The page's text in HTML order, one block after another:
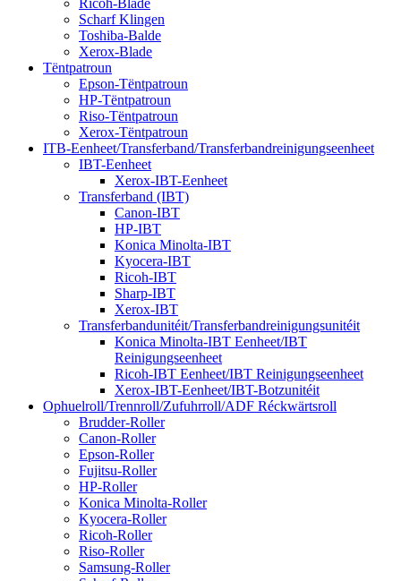
Scharf Klingen
Toshiba-Balde
Xerox-Blade
Tëntpatroun
Epson-Tëntpatroun
HP-Tëntpatroun
Riso-Tëntpatroun
Xerox-Tëntpatroun
ITB-Eenheet/Transferband/Transferbandreinigungseenheet
IBT-Eenheet
Xerox-IBT-Eenheet
Transferband (IBT)
Canon-IBT
HP-IBT
Konica Minolta-IBT
Kyocera-IBT
Ricoh-IBT
Sharp-IBT
Xerox-IBT
Transferbandunitéit/Transferbandreinigungsunitéit
Konica Minolta-IBT Eenheet/IBT
Reinigungseenheet
Ricoh-IBT Eenheet/IBT Reinigungseenheet
Xerox-IBT-Eenheet/IBT-Botzunitéit
Ophuelroll/Trennroll/Zufuhrroll/ADF Réckwärtsroll
Brudder-Roller
Canon-Roller
Epson-Roller
Fujitsu-Roller
HP-Roller
Konica Minolta-Roller
Kyocera-Roller
Ricoh-Roller
Riso-Roller
Samsung-Roller